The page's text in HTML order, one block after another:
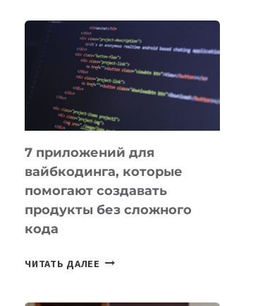
ПОЛЕЗНЫХ
ИНСТРУМЕНТОВ
ДЛЯ
РАБОТЫ
7 приложений для
вайбкодинга, которые
помогают создавать
продукты без сложного
кода
ЧИТАТЬ ДАЛЕЕ